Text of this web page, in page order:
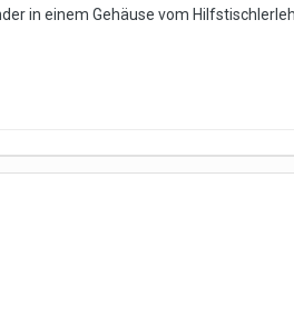
in einem Gehäuse vom